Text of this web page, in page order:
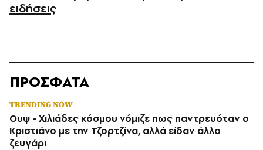
ειδήσεις
ΠΡΟΣΦΑΤΑ
TRENDING NOW
Ουψ - Χιλιάδες κόσμου νόμιζε πως παντρευόταν ο
Κριστιάνο με την Τζορτζίνα, αλλά είδαν άλλο
ζευγάρι